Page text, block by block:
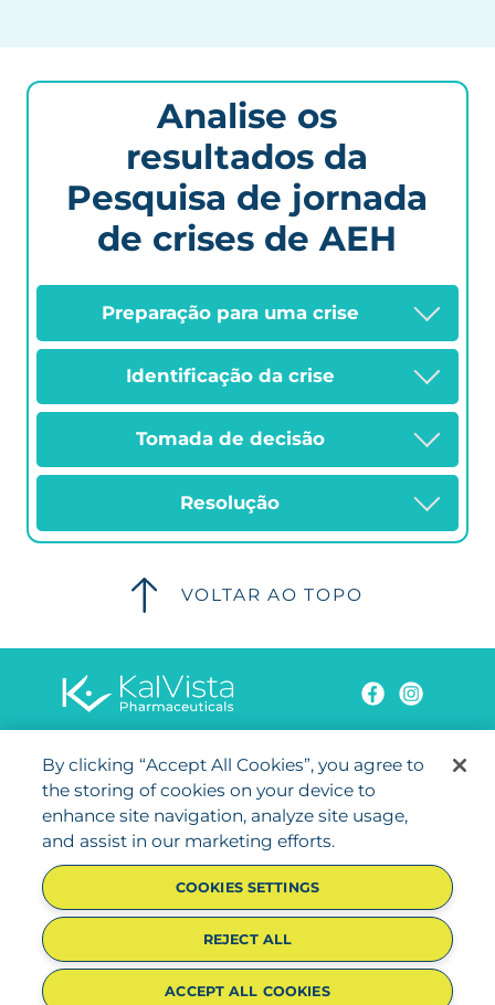
Analise os
resultados da
Pesquisa de jornada
de crises de AEH
Preparação para uma crise
Identificação da crise
Tomada de decisão
Resolução
VOLTAR AO TOPO
Termos e condições
Privacidade
Mapa do site
Política de cookies
©2025 KalVista Pharmaceuticals, Inc. All rights reserved.
By clicking “Accept All Cookies”, you agree to
the storing of cookies on your device to
enhance site navigation, analyze site usage,
and assist in our marketing efforts.
COOKIES SETTINGS
REJECT ALL
ACCEPT ALL COOKIES